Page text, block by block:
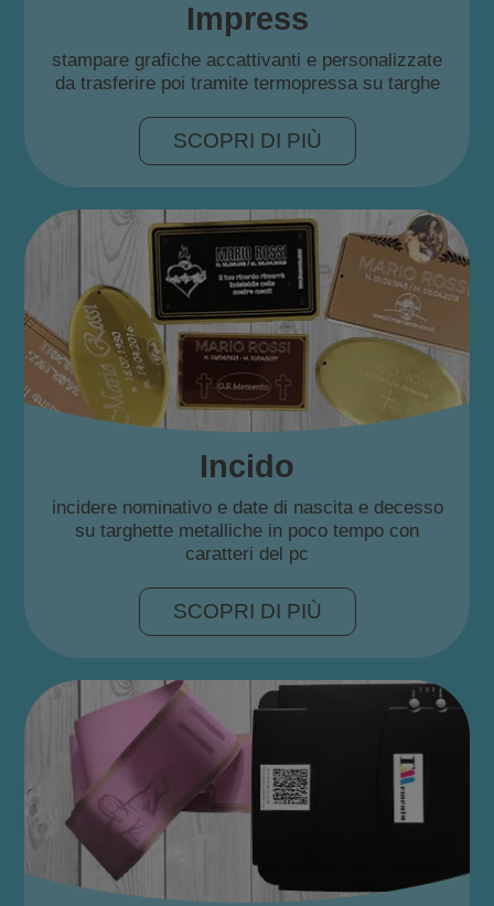
Impress
stampare grafiche accattivanti e personalizzate
da trasferire poi tramite termopressa su targhe
SCOPRI DI PIÙ
Incido
incidere nominativo e date di nascita e decesso
su targhette metalliche in poco tempo con
caratteri del pc
SCOPRI DI PIÙ